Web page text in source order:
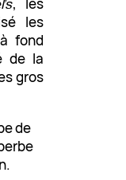
, les
les
fond
de la
gros
de